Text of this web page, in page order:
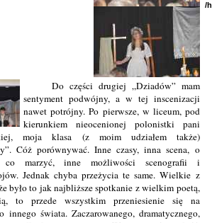
Do części drugiej „Dziadów” mam
sentyment podwójny, a w tej inscenizacji
nawet potrójny. Po pierwsze, w liceum, pod
kierunkiem nieocenionej polonistki pani
moja klasa (z moim udziałem także)
Cóż porównywać. Inne czasy, inna scena, o
marzyć, inne możliwości scenografii i
Jednak chyba przeżycia te same. Wielkie z
było to jak najbliższe spotkanie z wielkim poetą,
to przede wszystkim przeniesienie się na
świata. Zaczarowanego, dramatycznego,
/